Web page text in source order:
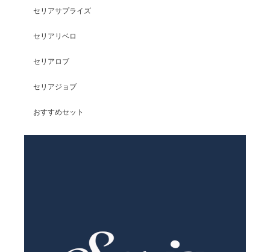
セリアサプライズ
セリアリベロ
セリアロブ
セリアジョブ
おすすめセット